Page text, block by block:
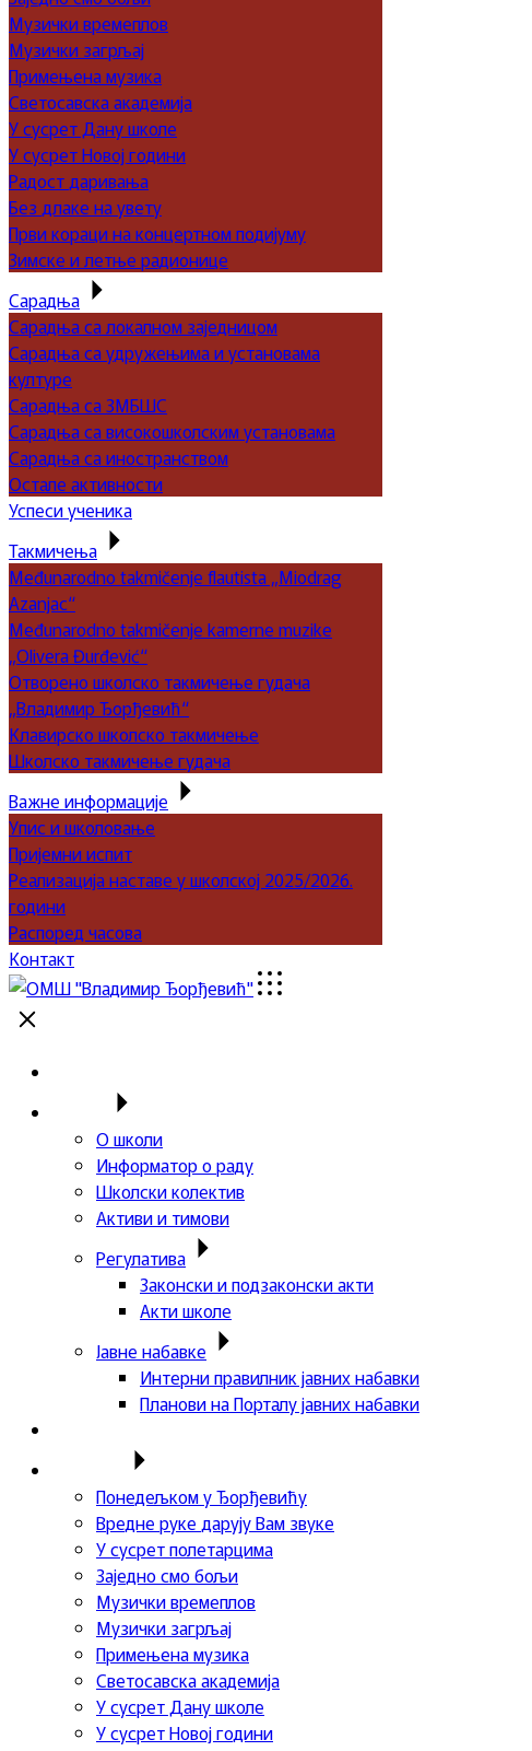
Музички времеплов
Музички загрљај
Примењена музика
Светосавска академија
У сусрет Дану школе
У сусрет Новој години
Радост даривања
Без длаке на увету
Први кораци на концертном подијуму
Зимске и летње радионице
Сарадња
Сарадња са локалном заједницом
Сарадња са удружењима и установама
културе
Сарадња са ЗМБШС
Сарадња са високошколским установама
Сарадња са иностранством
Остале активности
Успеси ученика
Такмичења
Međunarodno takmičenje flautista „Miodrag
Azanjac“
Međunarodno takmičenje kamerne muzike
„Olivera Đurđević“
Отворено школско такмичење гудача
„Владимир Ђорђевић“
Клавирско школско такмичење
Школско такмичење гудача
Важне информације
Упис и школовање
Пријемни испит
Реализација наставе у школској 2025/2026.
години
Распоред часова
Контакт
О школи
Информатор о раду
Школски колектив
Активи и тимови
Регулатива
Законски и подзаконски акти
Акти школе
Јавне набавке
Интерни правилник јавних набавки
Планови на Порталу јавних набавки
Понедељком у Ђорђевићу
Вредне руке дарују Вам звуке
У сусрет полетарцима
Заједно смо бољи
Музички времеплов
Музички загрљај
Примењена музика
Светосавска академија
У сусрет Дану школе
У сусрет Новој години